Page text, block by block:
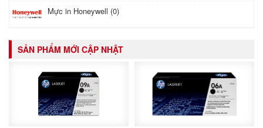
Mực in Honeywell (0)
SẢN PHẨM MỚI CẬP NHẬT